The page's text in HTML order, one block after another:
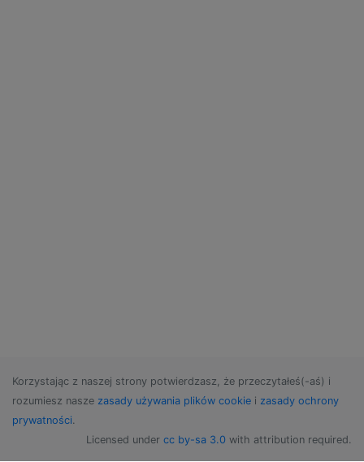
Korzystając z naszej strony potwierdzasz, że przeczytałeś(-aś) i
rozumiesz nasze zasady używania plików cookie i zasady ochrony
prywatności.
Licensed under cc by-sa 3.0 with attribution required.